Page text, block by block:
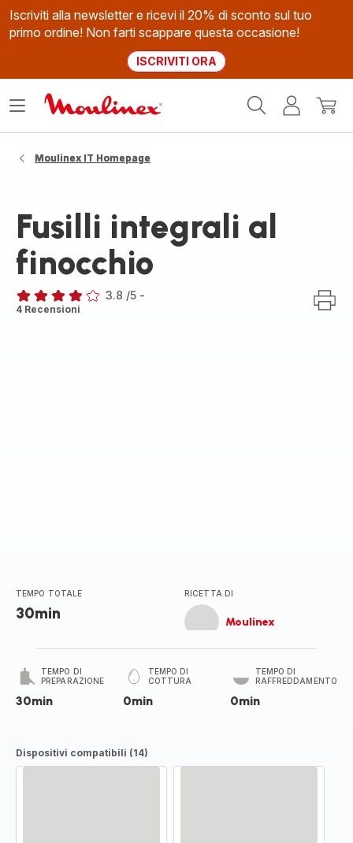
Iscriviti alla newsletter e ricevi il 20% di sconto sul tuo
primo ordine! Non farti scappare questa occasione!
ISCRIVITI ORA
Il
Apri
Moulinex IT Homepage
Fusilli integrali al
finocchio
ratings.3.8
3.8 /5 -
4 Recensioni
TEMPO TOTALE
30min
RICETTA DI
Moulinex
TEMPO DI
PREPARAZIONE
30min
TEMPO DI
COTTURA
0min
TEMPO DI
RAFFREDDAMENTO
0min
Dispositivi compatibili (14)